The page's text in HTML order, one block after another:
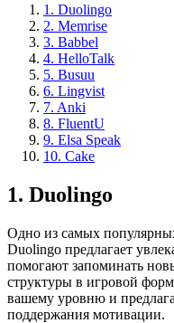
1. Duolingo
2. Memrise
3. Babbel
4. HelloTalk
5. Busuu
6. Lingvist
7. Anki
8. FluentU
9. Elsa Speak
10. Cake
1. Duolingo
Одно из самых
Duolingo предлагает
помогают запоминать
структуры в игровой
вашему уровню и
поддержания мотивации.